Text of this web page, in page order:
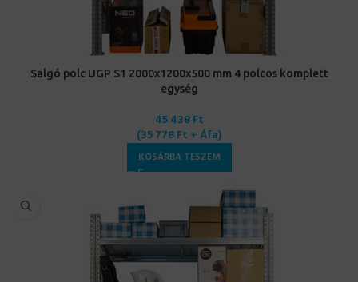
Salgó polc UGP S1 2000x1200x500 mm 4 polcos komplett
egység
45 438Ft
(35 778Ft + Áfa)
KOSÁRBA TESZEM